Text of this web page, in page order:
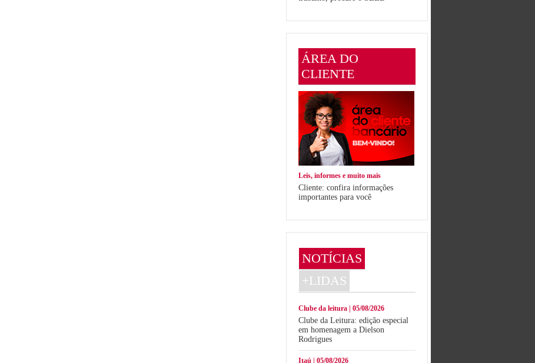
ÁREA DO
CLIENTE
Leis, informes e muito mais
Cliente: confira informações
importantes para você
NOTÍCIAS
+LIDAS
Clube da leitura | 05/08/2026
Clube da Leitura: edição especial
em homenagem a Dielson
Rodrigues
Itaú | 05/08/2026